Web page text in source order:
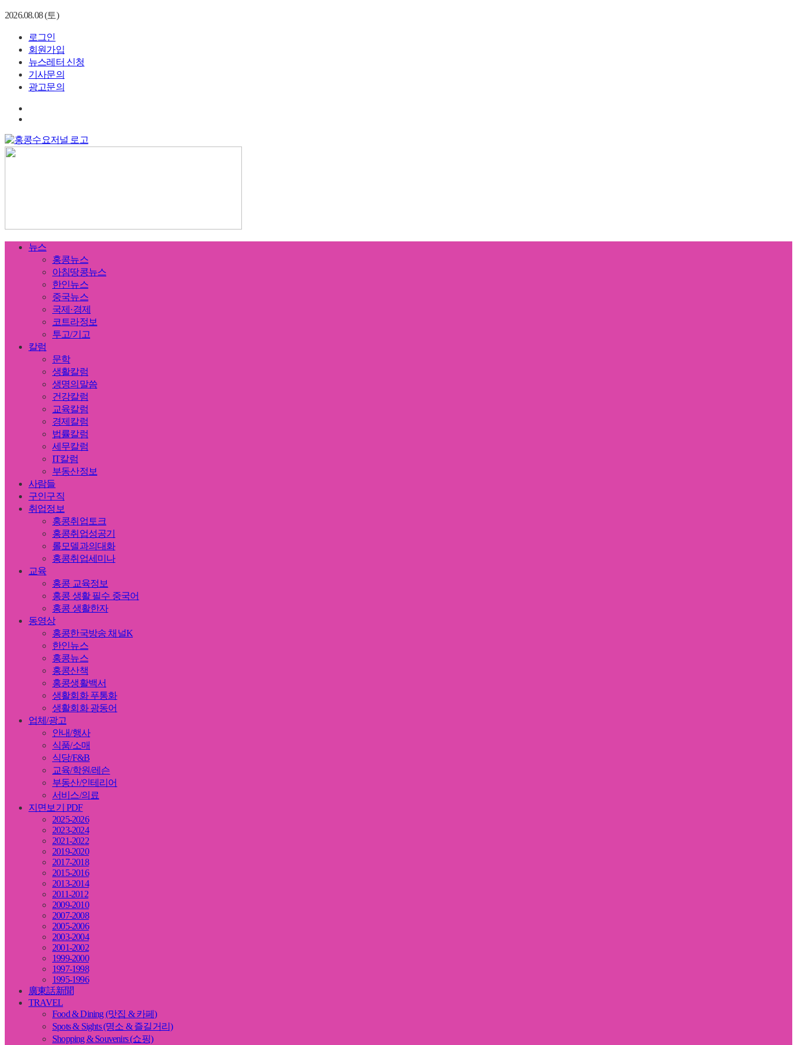
2026.08.08 (토)
로그인
회원가입
뉴스레터 신청
기사문의
광고문의
뉴스
홍콩뉴스
아침땅콩뉴스
한인뉴스
중국뉴스
국제·경제
코트라정보
투고/기고
칼럼
문학
생활칼럼
생명의말씀
건강칼럼
교육칼럼
경제칼럼
법률칼럼
세무칼럼
IT칼럼
부동산정보
사람들
구인구직
취업정보
홍콩취업토크
홍콩취업성공기
롤모델과의대화
홍콩취업세미나
교육
홍콩 교육정보
홍콩 생활 필수 중국어
홍콩 생활한자
동영상
홍콩한국방송 채널K
한인뉴스
홍콩뉴스
홍콩산책
홍콩생활백서
생활회화 푸통화
생활회화 광동어
업체/광고
안내/행사
식품/소매
식당/F&B
교육/학원/레슨
부동산/인테리어
서비스/의료
지면보기 PDF
2025-2026
2023-2024
2021-2022
2019-2020
2017-2018
2015-2016
2013-2014
2011-2012
2009-2010
2007-2008
2005-2006
2003-2004
2001-2002
1999-2000
1997-1998
1995-1996
廣東話新聞
TRAVEL
Food & Dining (맛집 & 카페)
Spots & Sights (명소 & 즐길거리)
Shopping & Souvenirs (쇼핑)